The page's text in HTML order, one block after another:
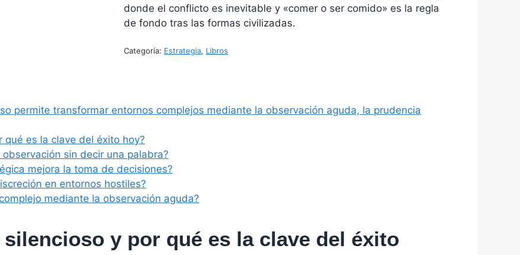
donde el conflicto es inevitable y «comer o ser comido» es la regla
de fondo tras las formas civilizadas.
Categoría: Estrategia, Libros
permite transformar entornos complejos mediante la observación aguda, la prudencia
qué es la clave del éxito hoy?
sin decir una palabra?
mejora la toma de decisiones?
en entornos hostiles?
mediante la observación aguda?
y por qué es la clave del éxito